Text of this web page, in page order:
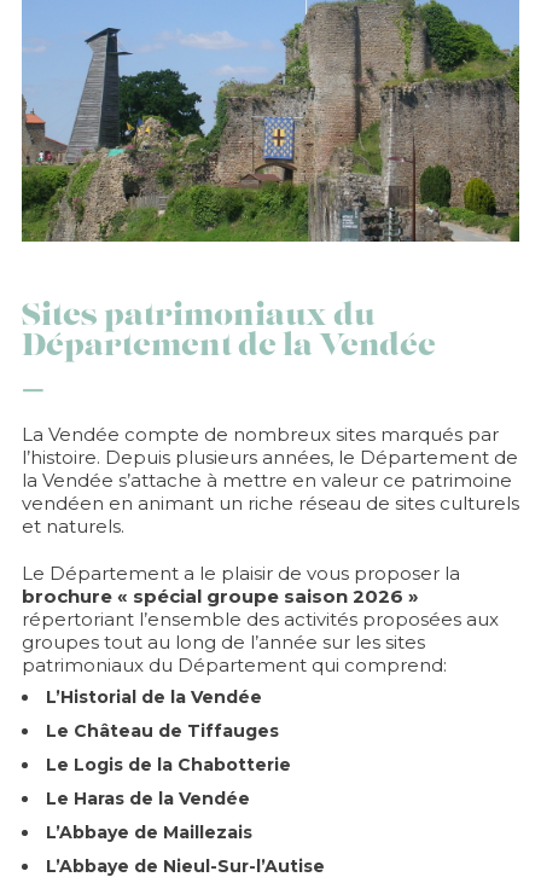
Sites patrimoniaux du
Département de la Vendée
La Vendée compte de nombreux sites marqués par
l’histoire. Depuis plusieurs années, le Département de
la Vendée s’attache à mettre en valeur ce patrimoine
vendéen en animant un riche réseau de sites culturels
et naturels.
Le Département a le plaisir de vous proposer la
brochure « spécial groupe saison 2026 »
répertoriant l’ensemble des activités proposées aux
groupes tout au long de l’année sur les sites
patrimoniaux du Département qui comprend:
L’Historial de la Vendée
Le Château de Tiffauges
Le Logis de la Chabotterie
Le Haras de la Vendée
L’Abbaye de Maillezais
L’Abbaye de Nieul-Sur-l’Autise